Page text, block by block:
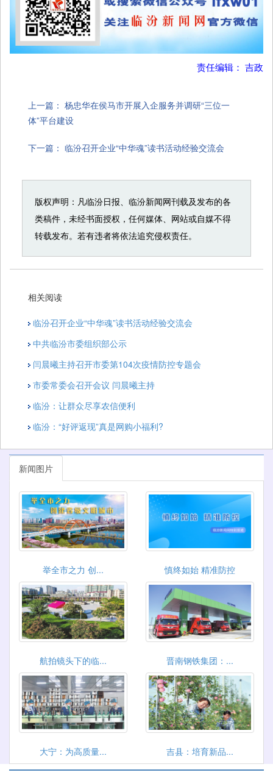
责任编辑： 吉政
上一篇： 杨忠华在侯马市开展入企服务并调研“三位一
体”平台建设
下一篇： 临汾召开企业“中华魂”读书活动经验交流会
版权声明：凡临汾日报、临汾新闻网刊载及发布的各
类稿件，未经书面授权，任何媒体、网站或自媒不得
转载发布。若有违者将依法追究侵权责任。
相关阅读
临汾召开企业“中华魂”读书活动经验交流会
中共临汾市委组织部公示
闫晨曦主持召开市委第104次疫情防控专题会
市委常委会召开会议 闫晨曦主持
临汾：让群众尽享农信便利
临汾：“好评返现”真是网购小福利?
新闻图片
举全市之力 创... 慎终如始 精准防控
航拍镜头下的临... 晋南钢铁集团：...
大宁：为高质量... 吉县：培育新品...